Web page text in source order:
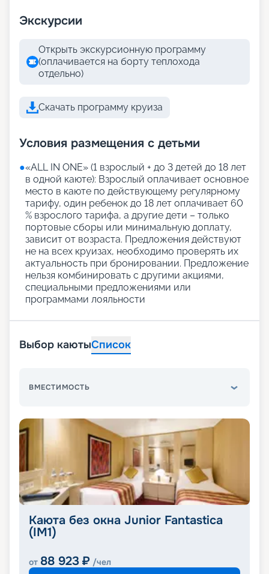
Экскурсии
Открыть экскурсионную программу
(оплачивается на борту теплохода
отдельно)
Скачать программу круиза
Условия размещения с детьми
●«АLL IN ONE» (1 взрослый + до 3 детей до 18 лет
в одной каюте): Взрослый оплачивает основное
место в каюте по действующему регулярному
тарифу, один ребенок до 18 лет оплачивает 60
% взрослого тарифа, а другие дети – только
портовые сборы или минимальную доплату,
зависит от возраста. Предложения действуют
не на всех круизах, необходимо проверять их
актуальность при бронировании. Предложение
нельзя комбинировать с другими акциями,
специальными предложениями или
программами лояльности
Выбор каютыСписок
ВМЕСТИМОСТЬ
Каюта без окна Junior Fantastica
(IM1)
от 88 923 ₽ /чел